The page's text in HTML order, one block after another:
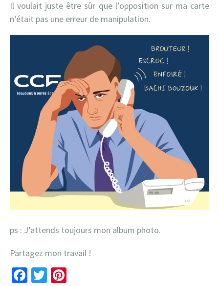
Il voulait juste être sûr que l’opposition sur ma carte
n’était pas une erreur de manipulation.
ps : J’attends toujours mon album photo.
Partagez mon travail !
Facebook
Twitter